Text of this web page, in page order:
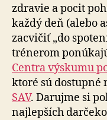
zdravie a pocit
každý deň (alebo
zacvičiť „do
trénerom
Centra výskumu
ktoré sú dostupné
SAV. Darujme si
najlepších